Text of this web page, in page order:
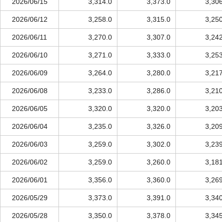
2026/06/12 3,258.0 3,315.0
2026/06/11 3,270.0 3,307.0
2026/06/10 3,271.0 3,333.0
2026/06/09 3,264.0 3,280.0
2026/06/08 3,233.0 3,286.0
2026/06/05 3,320.0 3,320.0
2026/06/04 3,235.0 3,326.0
2026/06/03 3,259.0 3,302.0
2026/06/02 3,259.0 3,260.0
2026/06/01 3,356.0 3,360.0
2026/05/29 3,373.0 3,391.0
2026/05/28 3,350.0 3,378.0